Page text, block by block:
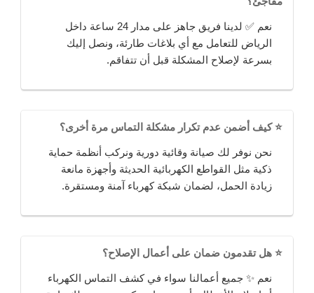
نعم ✅ لدينا فريق جاهز على مدار 24 ساعة داخل
الرياض للتعامل مع أي بلاغات طارئة، ونصل إليك
بسرعة لإصلاح المشكلة قبل أن تتفاقم.
⭐ كيف أضمن عدم تكرار مشكلة التماس مرة أخرى؟
نحن نوفر لك صيانة وقائية دورية ونركب أنظمة حماية
ذكية مثل القواطع الكهربائية الحديثة وأجهزة مانعة
زيادة الحمل، لضمان شبكة كهرباء آمنة ومستقرة.
⭐ هل تقدمون ضمان على أعمال الإصلاح؟
نعم ✨ جميع أعمالنا سواء في كشف التماس الكهرباء